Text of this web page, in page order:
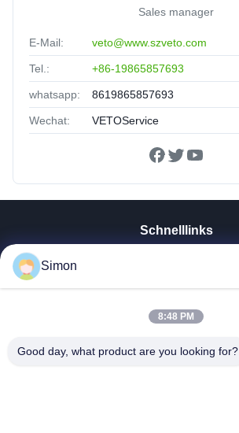
Sales manager
E-Mail: veto@www.szveto.com
Tel.: +86-19865857693
whatsapp: 8619865857693
Wechat: VETOService
Schnelllinks
Über Uns
Qualitätskontrolle
Simon
8:48 PM
Good day, what product are you looking for?